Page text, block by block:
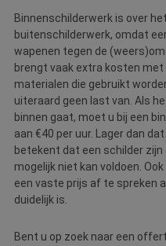
Binnenschilderwerk is over
buitenschilderwerk, omdat
wapenen tegen de
brengt vaak extra kosten
materialen die gebruikt
uiteraard geen last van. Als
binnen gaat, moet u bij een
aan €40 per uur. Lager dan
betekent dat een schilder
mogelijk niet kan voldoen.
een vaste prijs af te spreken
duidelijk is.
Bent u op zoek naar een